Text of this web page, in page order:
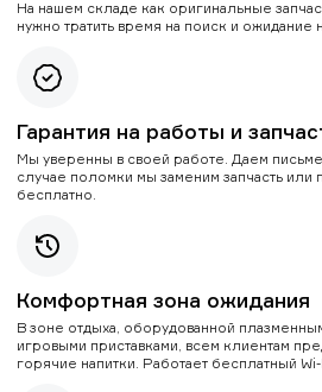
На нашем складе как оригинальные
нужно тратить время на поиск и ожидание
Гарантия на работы и
Мы уверенны в своей работе. Даем
случае поломки мы заменим запчасть или
бесплатно.
Комфортная зона ожидания
В зоне отдыха, оборудованной
игровыми приставками, всем клиентам
горячие напитки. Работает бесплатный Wi-